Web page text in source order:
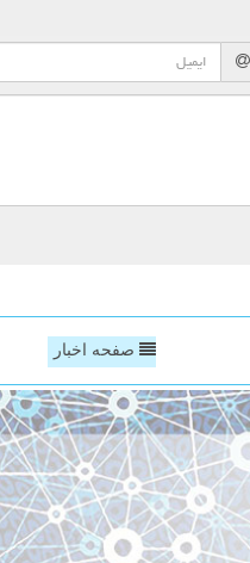
صفحه اخبار